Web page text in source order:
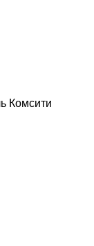
Комсити